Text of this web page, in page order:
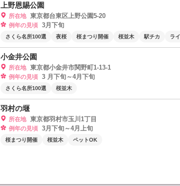
上野恩賜公園
所在地 東京都台東区上野公園5-20
例年の見頃 3月下旬
さくら名所100選 夜桜 桜まつり開催 桜並木 駅チカ ラ
小金井公園
所在地 東京都小金井市関野町1-13-1
例年の見頃 3 月下旬～4月下旬
さくら名所100選 桜並木
羽村の堰
所在地 東京都羽村市玉川1丁目
例年の見頃 3月下旬～4月上旬
桜まつり開催 桜並木 ペットOK